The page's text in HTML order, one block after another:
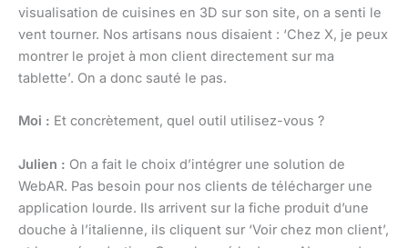
visualisation de cuisines en 3D sur son site, on a senti le
vent tourner. Nos artisans nous disaient : ‘Chez X, je peux
montrer le projet à mon client directement sur ma
tablette’. On a donc sauté le pas.
Moi : Et concrètement, quel outil utilisez-vous ?
Julien : On a fait le choix d’intégrer une solution de
WebAR. Pas besoin pour nos clients de télécharger une
application lourde. Ils arrivent sur la fiche produit d’une
douche à l’italienne, ils cliquent sur ‘Voir chez mon client’,